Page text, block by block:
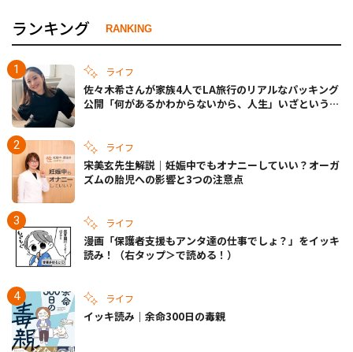
ランキング RANKING
ライフ
佐々木希さんが家族4人でLA旅行のリアルなパッキング
公開「何があるかわからないから、人生」いざというと
ライフ
宋美玄先生解説｜妊娠中でもオナニーしていい？オーガ
ズムの胎児への影響と3つの注意点
ライフ
漫画「保護者支援もアンタ達の仕事でしょ？」をイッキ
読み！（右タップ＞で読める！）
ライフ
イッキ読み｜余命300日の毒親